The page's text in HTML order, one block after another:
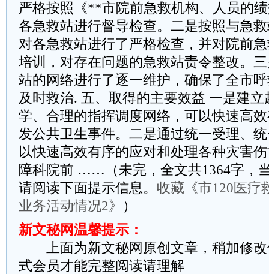
严格按照《**市院前急救机构、人员的
各急救站进行督导检查。二是按照与急
对各急救站进行了严格检查，并对院前
培训，对存在问题的急救站责令整改。
站的网络进行了逐一维护，确保了全市
及时救治. 五、取得的主要效益 一是建
学、合理的指挥调度网络，可以快速高
发公共卫生事件。二是通过统一受理、
以快速高效有序的应对和处理各种灾害
障科院前 ……（未完，全文共1364字，
请阅读下面提示信息。 收藏《市120医疗
业务活动情况2》
）
新文秘网温馨提示：
上面为新文秘网原创文章，稍加修改
式会员才能完整阅读请理解